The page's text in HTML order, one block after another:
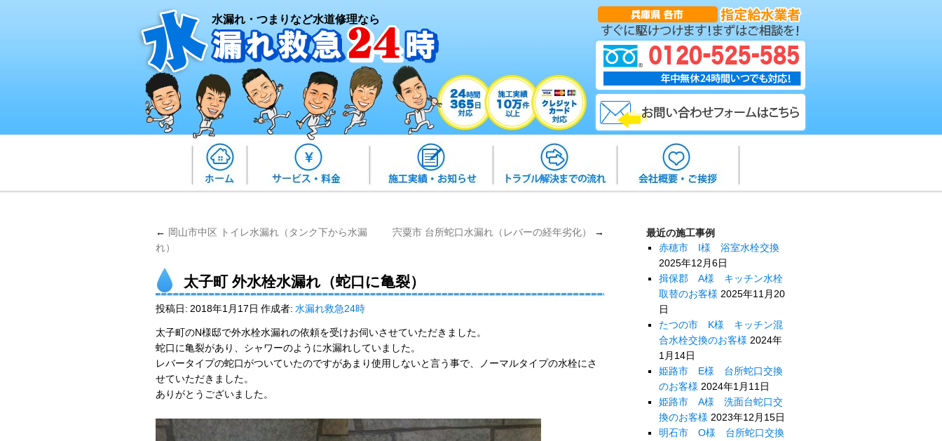
水漏れ・つまりなど水道修理なら
← 岡山市中区 トイレ水漏れ（タンク下から水漏
れ）
宍粟市 台所蛇口水漏れ（レバーの経年劣化） →
太子町 外水栓水漏れ（蛇口に亀裂）
投稿日: 2018年1月17日 作成者: 水漏れ救急24時
太子町のN様邸で外水栓水漏れの依頼を受けお伺いさせていただきました。
蛇口に亀裂があり、シャワーのように水漏れしていました。
レバータイプの蛇口がついていたのですがあまり使用しないと言う事で、ノーマルタイプの水栓にさ
せていただきました。
ありがとうございました。
最近の施工事例
赤穂市 I様 浴室水栓交換
2025年12月6日
揖保郡 A様 キッチン水栓
取替のお客様 2025年11月20
日
たつの市 K様 キッチン混
合水栓交換のお客様 2024年
1月14日
姫路市 E様 台所蛇口交換
のお客様 2024年1月11日
姫路市 A様 洗面台蛇口交
換のお客様 2023年12月15日
明石市 O様 台所蛇口交換